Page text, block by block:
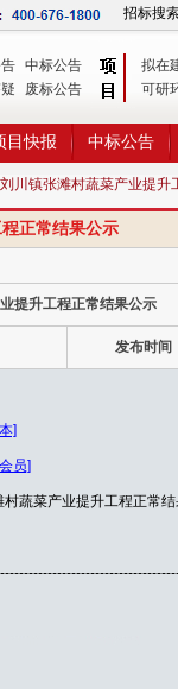
招标搜
中标公告
废标公告
拟在
可研
目快报 中标公告
川镇张滩村蔬菜产业提升
正常结果公示
提升工程正常结果公示
发布时间
]
员]
蔬菜产业提升工程正常